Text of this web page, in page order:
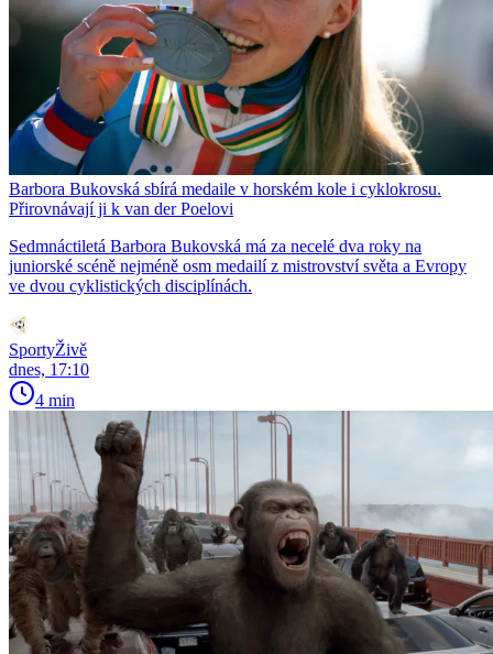
Barbora Bukovská sbírá medaile v horském kole i cyklokrosu.
Přirovnávají ji k van der Poelovi
Sedmnáctiletá Barbora Bukovská má za necelé dva roky na
juniorské scéně nejméně osm medailí z mistrovství světa a Evropy
ve dvou cyklistických disciplínách.
SportyŽivě
dnes, 17:10
4 min